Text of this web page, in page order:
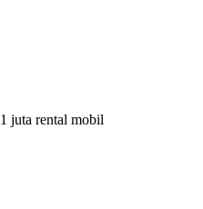
juta rental mobil